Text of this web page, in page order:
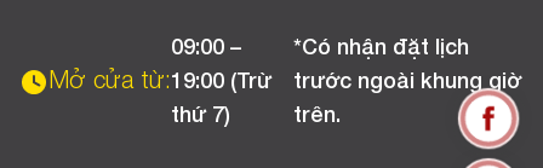
Chương trình khuyến mãi
Chính sách bảo hành
Mở cửa từ:
09:00 –
19:00 (Trừ
thứ 7)
*Có nhận đặt lịch
trước ngoài khung giờ
trên.